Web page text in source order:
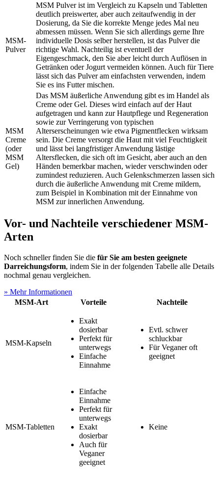
MSM-
Pulver
MSM Pulver ist im Vergleich zu Kapseln und Tabletten
deutlich preiswerter, aber auch zeitaufwendig in der
Dosierung, da Sie die korrekte Menge jedes Mal neu
abmessen müssen. Wenn Sie sich allerdings gerne Ihre
individuelle Dosis selber herstellen, ist das Pulver die
richtige Wahl. Nachteilig ist eventuell der
Eigengeschmack, den Sie aber leicht durch Auflösen in
Getränken oder Jogurt vermeiden können. Auch für Tiere
lässt sich das Pulver am einfachsten verwenden, indem
Sie es ins Futter mischen.
MSM
Creme
(oder
MSM
Gel)
Das MSM äußerliche Anwendung gibt es im Handel als
Creme oder Gel. Dieses wird einfach auf der Haut
aufgetragen und kann zur Hautpflege und Regeneration
sowie zur Verringerung von typischen
Alterserscheinungen wie etwa Pigmentflecken wirksam
sein. Die Creme versorgt die Haut mit viel Feuchtigkeit
und lässt bei langfristiger Anwendung lästige
Altersflecken, die sich oft im Gesicht, aber auch an den
Händen bemerkbar machen, wieder verschwinden oder
zumindest reduzieren. Auch Gelenkschmerzen lassen sich
durch die äußerliche Anwendung mit Creme mildern,
zum Beispiel in Kombination mit der Einnahme von
MSM zur innerlichen Anwendung.
Vor- und Nachteile verschiedener MSM-
Arten
Noch schneller finden Sie die für Sie am besten geeignete
Darreichungsform, indem Sie in der folgenden Tabelle alle Details
nochmal genau vergleichen.
» Mehr Informationen
MSM-Art
Vorteile Nachteile
MSM-Kapseln
Exakt
dosierbar
Perfekt für
unterwegs
Einfache
Einnahme
Evtl. schwer
schluckbar
Für Veganer oft
geeignet
MSM-Tabletten
Einfache
Einnahme
Perfekt für
unterwegs
Exakt
dosierbar
Auch für
Veganer
geeignet
Keine